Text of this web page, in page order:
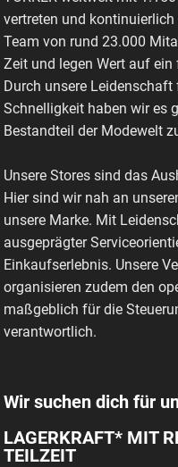
vertreten und
Team von rund 23.000
Zeit und legen Wert auf
Durch unsere
Schnelligkeit haben wir es
Bestandteil der Modewelt
Unsere Stores sind das
Hier sind wir nah an
unsere Marke. Mit
ausgeprägter
Einkaufserlebnis. Unsere
organisieren zudem den
maßgeblich für die
verantwortlich.
Wir suchen dich für
LAGERKRAFT* MIT
TEILZEIT